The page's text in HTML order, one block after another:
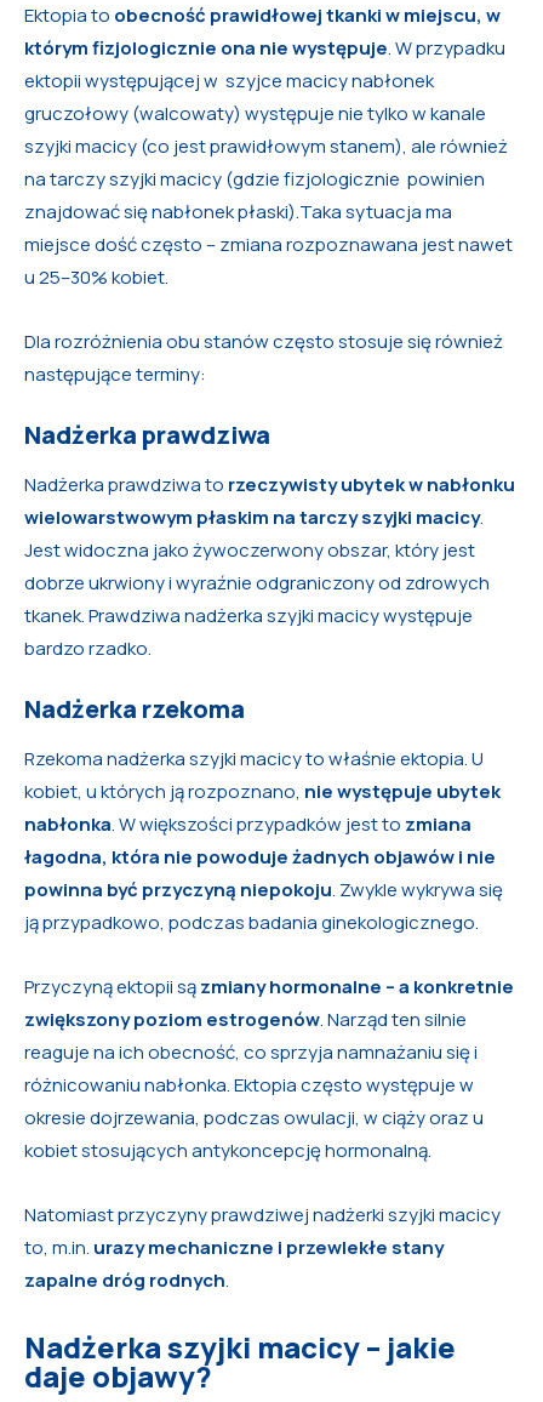
Ektopia to obecność prawidłowej tkanki w miejscu, w
którym fizjologicznie ona nie występuje. W przypadku
ektopii występującej w szyjce macicy nabłonek
gruczołowy (walcowaty) występuje nie tylko w kanale
szyjki macicy (co jest prawidłowym stanem), ale również
na tarczy szyjki macicy (gdzie fizjologicznie powinien
znajdować się nabłonek płaski).Taka sytuacja ma
miejsce dość często – zmiana rozpoznawana jest nawet
u 25–30% kobiet.
Dla rozróżnienia obu stanów często stosuje się również
następujące terminy:
Nadżerka prawdziwa
Nadżerka prawdziwa to rzeczywisty ubytek w nabłonku
wielowarstwowym płaskim na tarczy szyjki macicy.
Jest widoczna jako żywoczerwony obszar, który jest
dobrze ukrwiony i wyraźnie odgraniczony od zdrowych
tkanek. Prawdziwa nadżerka szyjki macicy występuje
bardzo rzadko.
Nadżerka rzekoma
Rzekoma nadżerka szyjki macicy to właśnie ektopia. U
kobiet, u których ją rozpoznano, nie występuje ubytek
nabłonka. W większości przypadków jest to zmiana
łagodna, która nie powoduje żadnych objawów i nie
powinna być przyczyną niepokoju. Zwykle wykrywa się
ją przypadkowo, podczas badania ginekologicznego.
Przyczyną ektopii sązmiany hormonalne – a konkretnie
zwiększony poziom estrogenów. Narząd ten silnie
reaguje na ich obecność, co sprzyja namnażaniu się i
różnicowaniu nabłonka. Ektopia często występuje w
okresie dojrzewania, podczas owulacji, w ciąży oraz u
kobiet stosujących antykoncepcję hormonalną.
Natomiast przyczyny prawdziwej nadżerki szyjki macicy
to, m.in. urazy mechaniczne i przewlekłe stany
zapalne dróg rodnych.
Nadżerka szyjki macicy – jakie
daje objawy?